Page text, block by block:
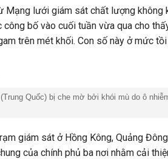
Mạng lưới giám sát chất lượng không
bố vào cuối tuần vừa qua cho
trên mét khối. Con số này ở mức
Quốc) bị che mờ bởi khói mù do ô
giám sát ở Hồng Kông, Quảng
của chính phủ ba nơi nhằm cải